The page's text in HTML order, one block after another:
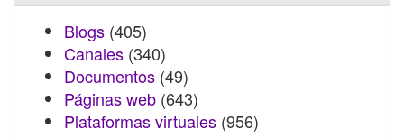
Blogs (405)
Canales (340)
Documentos (49)
Páginas web (643)
Plataformas virtuales (956)